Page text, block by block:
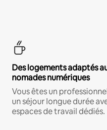
Des logements adaptés
nomades numériques
Vous êtes un
un séjour longue durée
espaces de travail dédiés.